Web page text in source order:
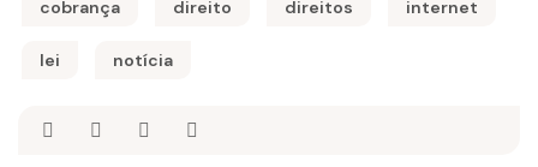
cobrança direito direitos internet
lei notícia